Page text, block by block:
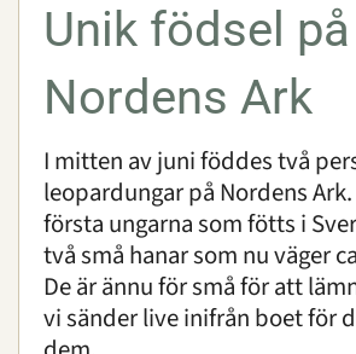
Bevarande
Utbildning
Boende
Konferens
Om oss | Öppettider |
Sök
Unik födsel på
Nordens Ark
I mitten av juni föddes två
leopardungar på Nordens
första ungarna som fötts i
två små hanar som nu väger
De är ännu för små för att
vi sänder live inifrån boet för